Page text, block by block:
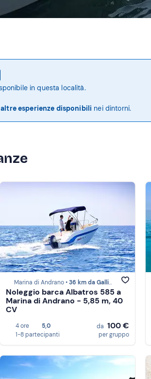
in questa località.
altre esperienze disponibili nei dintorni.
Marina di Andrano •36 km da Gallipoli
Noleggio barca Albatros 585 a
Marina di Andrano - 5,85 m, 40
CV
4 ore
5,0
1-8 partecipanti
da 100 €
per gruppo